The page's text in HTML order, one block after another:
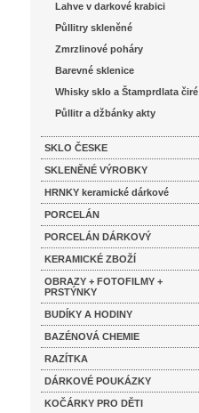
Lahve v darkové krabici
Půllitry skleněné
Zmrzlinové poháry
Barevné sklenice
Whisky sklo a Štamprdlata čiré
Půllitr a džbánky akty
SKLO ČESKE
SKLENĚNÉ VÝROBKY
HRNKY keramické dárkové
PORCELÁN
PORCELÁN DÁRKOVÝ
KERAMICKÉ ZBOŽÍ
OBRAZY + FOTOFILMY +
PRSTÝNKY
BUDÍKY A HODINY
BAZÉNOVÁ CHEMIE
RAZÍTKA
DÁRKOVÉ POUKÁZKY
KOČÁRKY PRO DĚTI